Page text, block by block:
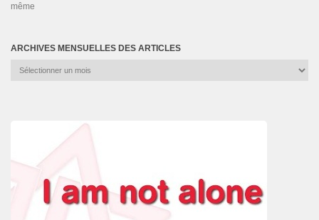
même
ARCHIVES MENSUELLES DES ARTICLES
Archives